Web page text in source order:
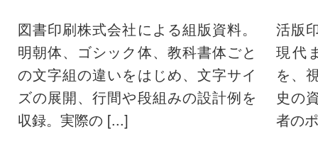
図書印刷株式会社による組版資料。
明朝体、ゴシック体、教科書体ごと
の文字組の違いをはじめ、文字サイ
ズの展開、行間や段組みの設計例を
収録。実際の [...]
活版
現代
を、
史の
者の